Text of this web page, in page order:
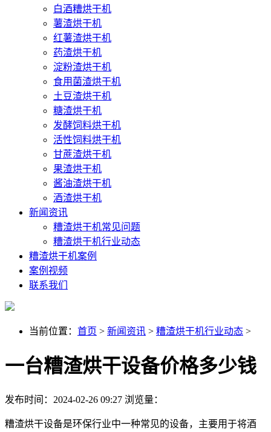
白酒糟烘干机
薯渣烘干机
红薯渣烘干机
药渣烘干机
淀粉渣烘干机
食用菌渣烘干机
土豆渣烘干机
糖渣烘干机
发酵饲料烘干机
活性饲料烘干机
甘蔗渣烘干机
果渣烘干机
酱油渣烘干机
酒渣烘干机
新闻资讯
糟渣烘干机常见问题
糟渣烘干机行业动态
糟渣烘干机案例
案例视频
联系我们
当前位置： 首页 > 新闻资讯 > 糟渣烘干机行业动态 >
一台糟渣烘干设备价格多少钱
发布时间：2024-02-26 09:27 浏览量：
糟渣烘干设备是环保行业中一种常见的设备，主要用于将酒